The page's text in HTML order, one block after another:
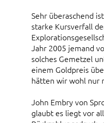
Sehr überaschend
starke Kursverfall
Jahr 2005 jemand
solches Gemetzel
einem Goldpreis
hätten wir wohl nur
John Embry von
glaubt es liegt vor